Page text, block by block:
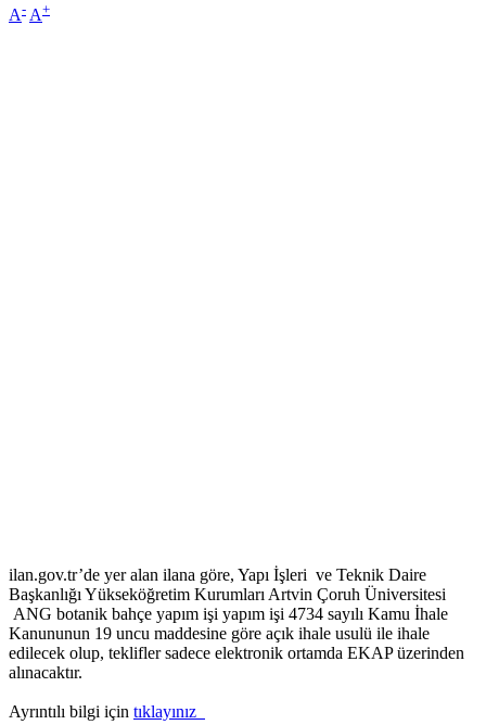
A- A+
ilan.gov.tr’de yer alan ilana göre, Yapı İşleri ve Teknik Daire
Başkanlığı Yükseköğretim Kurumları Artvin Çoruh Üniversitesi
ANG botanik bahçe yapım işi yapım işi 4734 sayılı Kamu İhale
Kanununun 19 uncu maddesine göre açık ihale usulü ile ihale
edilecek olup, teklifler sadece elektronik ortamda EKAP üzerinden
alınacaktır.
Ayrıntılı bilgi için tıklayınız